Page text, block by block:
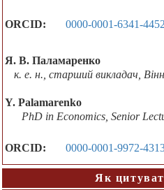
ORCID:
0000-0001-6341-4452
Я. В. Паламаренко
к. е. н., старший викладач,
Y. Palamarenko
PhD in Economics, Senior
ORCID:
0000-0001-9972-
Як